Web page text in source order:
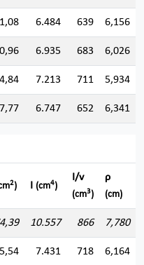
6.484 639 6,156
6.935 683 6,026
7.213 711 5,934
6.747 652 6,341
2) I (cm4)
I/v
(cm3)
ρ
(cm)
10.557 866 7,780
7.431 718 6,164